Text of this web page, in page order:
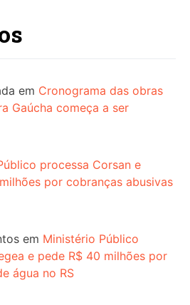
em Cronograma das obras
Gaúcha começa a ser
processa Corsan e
por cobranças abusivas
em Ministério Público
e pede R$ 40 milhões por
água no RS